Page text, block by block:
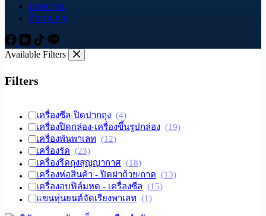
บทความ
ติดต่อเรา
Available Filters
Filters
เครื่องซีล-ปิดปากถุง (4)
เครื่องปิดกล่อง-เครื่องขึ้นรูปกล่อง (19)
เครื่องพันพาเลท (12)
เครื่องรัด (23)
เครื่องรีดถุงสุญญากาศ (18)
เครื่องห่อสินค้า - ปิดฝาถ้วย/ถาด (13)
เครื่องอบฟิล์มหด - เครื่องซีล (15)
แขนหุ่นยนต์จัดเรียงพาเลท (1)